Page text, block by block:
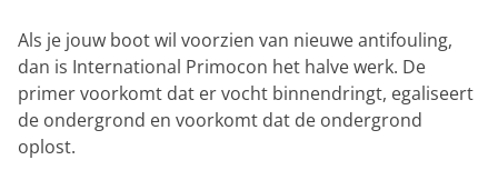
Als je jouw boot wil voorzien van nieuwe antifouling,
dan is International Primocon het halve werk. De
primer voorkomt dat er vocht binnendringt, egaliseert
de ondergrond en voorkomt dat de ondergrond
oplost.